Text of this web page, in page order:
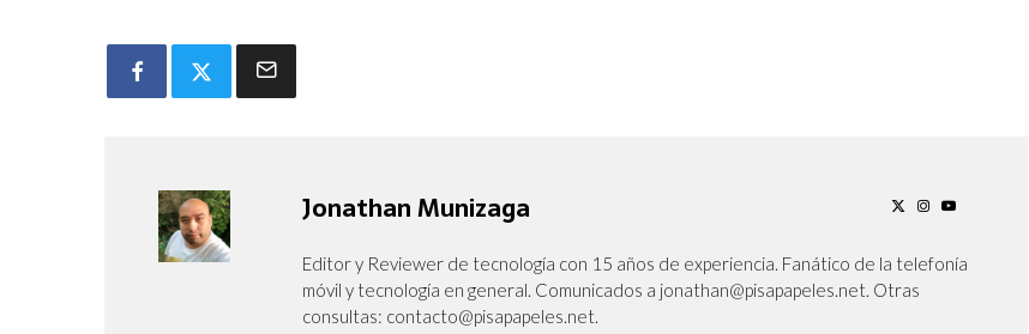
Jonathan Munizaga
Editor y Reviewer de tecnología con 15 años de experiencia. Fanático de la telefonía
móvil y tecnología en general. Comunicados a jonathan@pisapapeles.net. Otras
consultas: contacto@pisapapeles.net.